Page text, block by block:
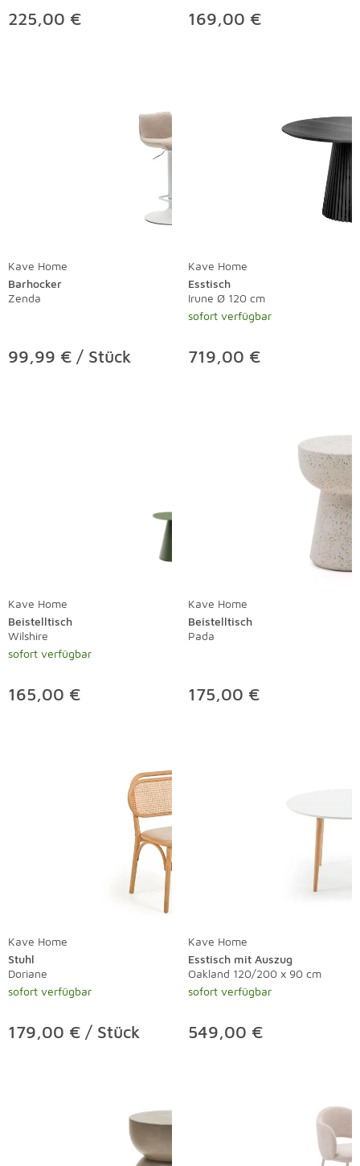
225,00 € 169,00 €
Kave Home
Barhocker
Zenda
99,99 € / Stück
Kave Home
Esstisch
Irune Ø 120 cm
sofort verfügbar
719,00 €
Kave Home
Beistelltisch
Wilshire
sofort verfügbar
165,00 €
Kave Home
Beistelltisch
Pada
175,00 €
Kave Home
Stuhl
Doriane
sofort verfügbar
179,00 € / Stück
Kave Home
Esstisch mit Auszug
Oakland 120/200 x 90 cm
sofort verfügbar
549,00 €